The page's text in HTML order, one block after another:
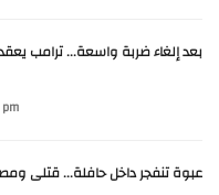
بعد إلغاء ضربة واسعة... ترامب يعقد
عبوة تنفجر داخل حافلة... قتلى